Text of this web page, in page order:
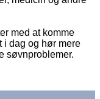
med at komme
i dag og hør mere
søvnproblemer.